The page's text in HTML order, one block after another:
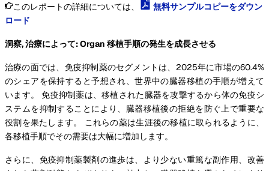
このレポートの詳細については、
無料サンプルコピーをダウン
ロード
洞察, 治療によって: Organ 移植手順の発生を成長させる
治療の面では、免疫抑制薬のセグメントは、2025年に市場の60.4%
のシェアを保持すると予想され、世界中の臓器移植の手順が増えて
います。 免疫抑制薬は、移植された臓器を攻撃するから体の免疫シ
ステムを抑制することにより、臓器移植後の拒絶を防ぐ上で重要な
役割を果たします。 これらの薬は生涯後の移植に取られるように、
各移植手順でその需要は大幅に増加します。
さらに、免疫抑制薬製剤の進歩は、より少ない重篤な副作用、改善